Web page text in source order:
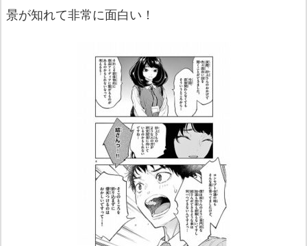
景が知れて非常に面白い！